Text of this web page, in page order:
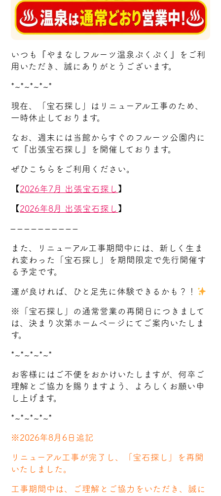
いつも『やまなしフルーツ温泉ぷくぷく』をご利
用いただき、誠にありがとうございます。
*~*~*~*~*
現在、「宝石探し」はリニューアル工事のため、
一時休止しております。
なお、週末には当館からすぐのフルーツ公園内に
て『出張宝石探し』を開催しております。
ぜひこちらをご利用ください。
【 2026年7月 出張宝石探し 】
【 2026年8月 出張宝石探し 】
– – – – – – – – – –
また、リニューアル工事期間中には、新しく生ま
れ変わった「宝石探し」を期間限定で先行開催す
る予定です。
運が良ければ、ひと足先に体験できるかも？！
※「宝石探し」の通常営業の再開日につきまして
は、決まり次第ホームページにてご案内いたしま
す。
*~*~*~*~*
お客様にはご不便をおかけいたしますが、何卒ご
理解とご協力を賜りますよう、よろしくお願い申
し上げます。
*~*~*~*~*
※2026年8月6日追記
リニューアル工事が完了し、「宝石探し」を再開
いたしました。
工事期間中は、ご理解とご協力をいただき、誠に